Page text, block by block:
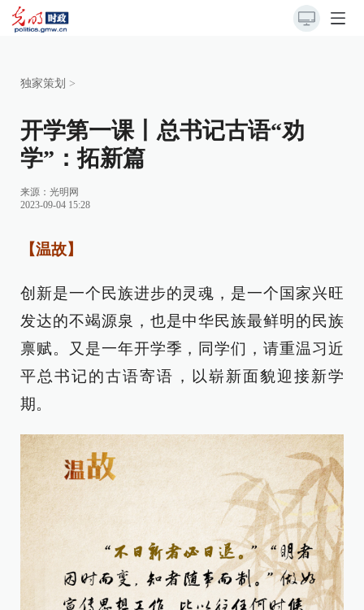
独家策划 >
开学第一课丨总书记古语“劝
学”：拓新篇
来源： 光明网
2023-09-04 15:28
【温故】
创新是一个民族进步的灵魂，是一个国家兴旺
发达的不竭源泉，也是中华民族最鲜明的民族
禀赋。又是一年开学季，同学们，请重温习近
平总书记的古语寄语，以崭新面貌迎接新学
期。